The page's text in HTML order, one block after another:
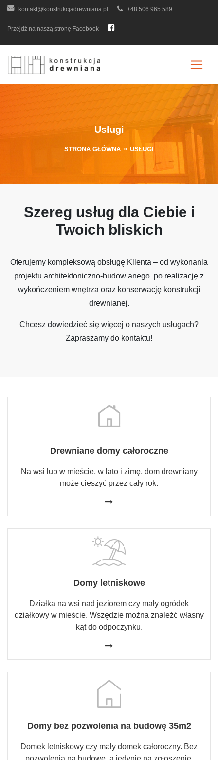
kontakt@konstrukcjadrewniana.pl +48 506 965 589
Przejdź na naszą stronę Facebook
Usługi
STRONA GŁÓWNA » USŁUGI
Szereg usług dla Ciebie i
Twoich bliskich
Oferujemy kompleksową obsługę Klienta – od wykonania
projektu architektoniczno-budowlanego, po realizację z
wykończeniem wnętrza oraz konserwację konstrukcji
drewnianej.
Chcesz dowiedzieć się więcej o naszych usługach?
Zapraszamy do kontaktu!
Drewniane domy całoroczne
Na wsi lub w mieście, w lato i zimę, dom drewniany
może cieszyć przez cały rok.
Domy letniskowe
Działka na wsi nad jeziorem czy mały ogródek
działkowy w mieście. Wszędzie można znaleźć własny
kąt do odpoczynku.
Domy bez pozwolenia na budowę 35m2
Domek letniskowy czy mały domek całoroczny. Bez
pozwolenia na budowę, a jedynie na zgłoszenie.